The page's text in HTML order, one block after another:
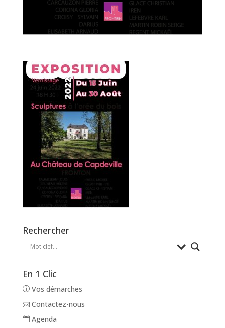
Rechercher
En 1 Clic
Vos démarches
Contactez-nous
Agenda